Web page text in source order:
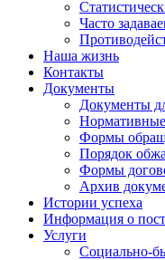
Часто
Наша жизнь
Контакты
Документы
Документы
Формы
Порядок
Формы
Архив
Истории успеха
Информация о
Услуги
Социально-